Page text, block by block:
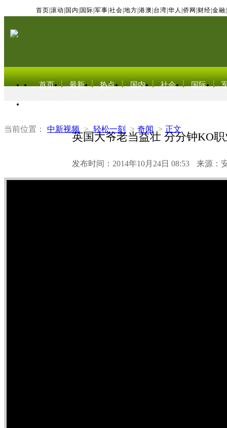
首页 滚动 国内 国际 军事 社会 地方 港澳 台湾 华人 侨网 财经 金融
首页 最新 热点 国内 社会 国际
当前位置： 中新视频 > 轻松一刻 > 奇闻 > 正文
英国大爷老当益壮 分分钟KO
发布时间：2014年10月24日 08:53 来源：